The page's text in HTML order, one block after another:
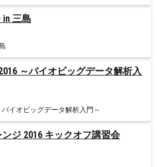
ジ 2016 キックオフ講習会
～バイオビッグデータ解析入
イオビッグデータ解析入門～
in 三島